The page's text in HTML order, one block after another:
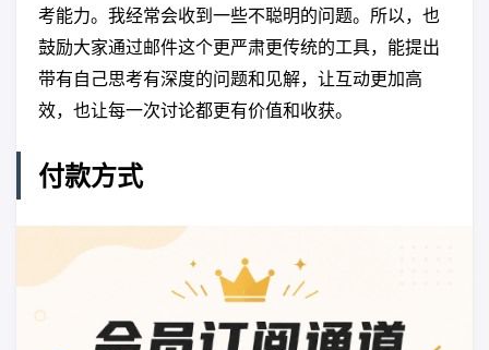
考能力。我经常会收到一些不聪明的问题。所以，也
鼓励大家通过邮件这个更严肃更传统的工具，能提出
带有自己思考有深度的问题和见解，让互动更加高
效，也让每一次讨论都更有价值和收获。
付款方式